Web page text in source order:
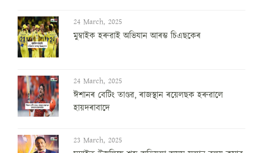
24 March, 2025
মুম্বাইক হৰুৱাই অভিযান আৰম্ভ চিএছকেৰ
24 March, 2025
ঈশানৰ বেটিং তাণ্ডৱ, ৰাজস্থান ৰয়েলছক হৰুৱালে
হায়দৰাবাদে
23 March, 2025